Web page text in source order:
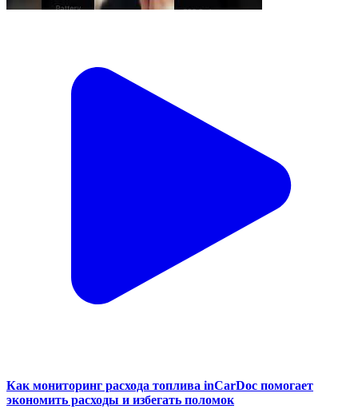
Как мониторинг расхода топлива inCarDoc помогает
экономить расходы и избегать поломок